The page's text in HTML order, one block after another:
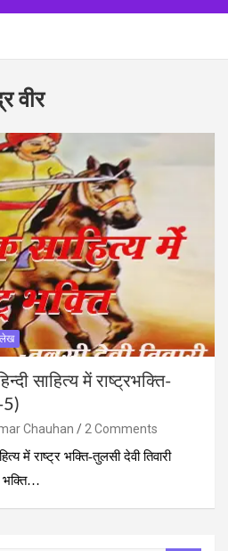
वीर
साहित्य में राष्ट्रभक्ति-
5)
Chauhan
2 Comments
में राष्ट्र भक्ति-तुलसी देवी तिवारी
भक्ति…